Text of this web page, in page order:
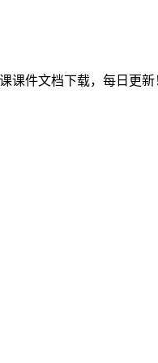
课件文档下载，每日更新